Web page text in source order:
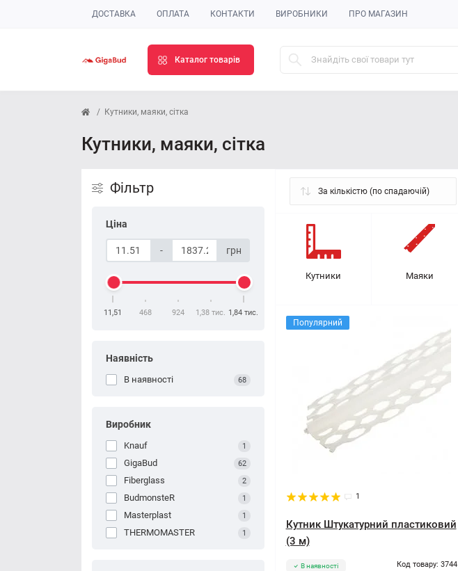
ДОСТАВКА ОПЛАТА КОНТАКТИ ВИРОБНИКИ ПРО МАГАЗИН
Каталог товарів
Кутники, маяки, сітка
Кутники, маяки, сітка
Фільтр
Ціна
- грн
11,51 468 924 1,38 тис. 1,84 тис.
Наявність
В наявності 68
Виробник
Knauf 1
GigaBud 62
Fiberglass 2
BudmonsteR 1
Masterplast 1
THERMOMASTER 1
Кутники Маяки
Популярний
1
Кутник Штукатурний пластиковий
(3 м)
В наявності Код товару: 3744